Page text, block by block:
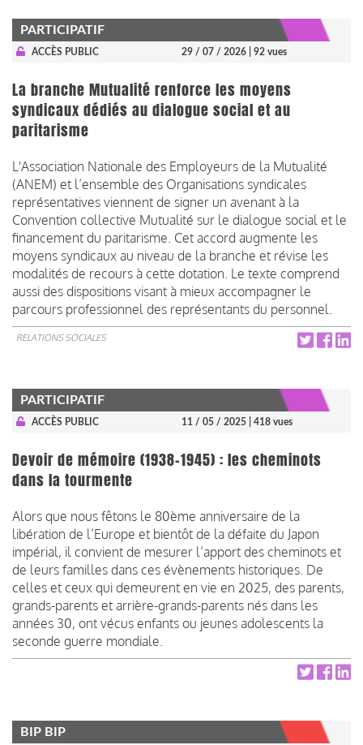
PARTICIPATIF
ACCÈS PUBLIC 29 / 07 / 2026 | 92 vues
La branche Mutualité renforce les moyens
syndicaux dédiés au dialogue social et au
paritarisme
L'Association Nationale des Employeurs de la Mutualité
(ANEM) et l’ensemble des Organisations syndicales
représentatives viennent de signer un avenant à la
Convention collective Mutualité sur le dialogue social et le
financement du paritarisme. Cet accord augmente les
moyens syndicaux au niveau de la branche et révise les
modalités de recours à cette dotation. Le texte comprend
aussi des dispositions visant à mieux accompagner le
parcours professionnel des représentants du personnel.
RELATIONS SOCIALES
PARTICIPATIF
ACCÈS PUBLIC 11 / 05 / 2025 | 418 vues
Devoir de mémoire (1938-1945) : les cheminots
dans la tourmente
Alors que nous fêtons le 80ème anniversaire de la
libération de l’Europe et bientôt de la défaite du Japon
impérial, il convient de mesurer l’apport des cheminots et
de leurs familles dans ces évènements historiques. De
celles et ceux qui demeurent en vie en 2025, des parents,
grands-parents et arrière-grands-parents nés dans les
années 30, ont vécus enfants ou jeunes adolescents la
seconde guerre mondiale.
BIP BIP